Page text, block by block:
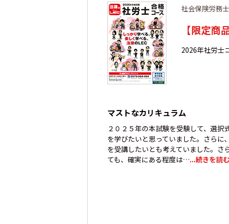
社会保険労務士
【限定
2026年社労士
マストなカリキュラム
２０２５年の本試験を受験して、選
を学びたいと思っていました。さらに
を受講したいとも考えていました。さ
ても、確実にある程度は…...続きを読む